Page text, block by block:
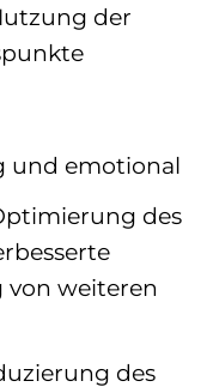
der
und emotional
des
von weiteren
des